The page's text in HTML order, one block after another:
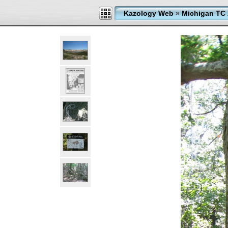
Kazology Web»Michigan TC